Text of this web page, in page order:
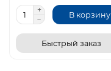
В корзину
Быстрый заказ